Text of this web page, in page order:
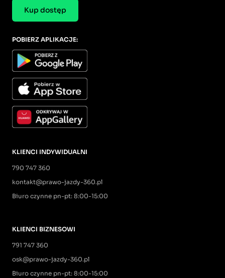
Kup dostęp
KLIENCI INDYWIDUALNI
790 747 360
kontakt@prawo-jazdy-360.pl
Biuro czynne pn-pt: 8:00-15:00
KLIENCI BIZNESOWI
791 747 360
osk@prawo-jazdy-360.pl
Biuro czynne pn-pt: 8:00-15:00
POBIERZ APLIKACJE: